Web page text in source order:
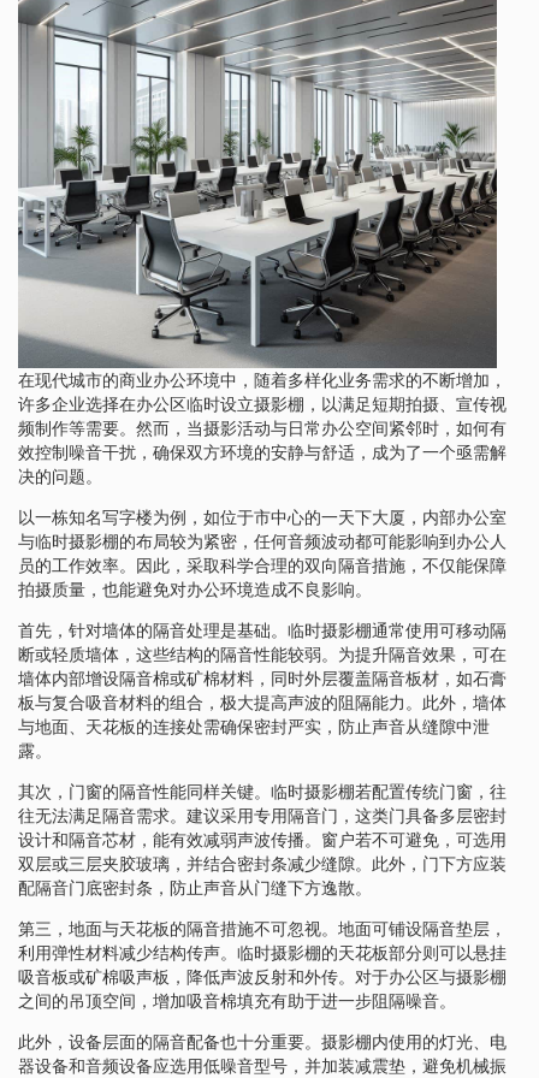
在现代城市的商业办公环境中，随着多样化业务需求的不断增加，
许多企业选择在办公区临时设立摄影棚，以满足短期拍摄、宣传视
频制作等需要。然而，当摄影活动与日常办公空间紧邻时，如何有
效控制噪音干扰，确保双方环境的安静与舒适，成为了一个亟需解
决的问题。
以一栋知名写字楼为例，如位于市中心的一天下大厦，内部办公室
与临时摄影棚的布局较为紧密，任何音频波动都可能影响到办公人
员的工作效率。因此，采取科学合理的双向隔音措施，不仅能保障
拍摄质量，也能避免对办公环境造成不良影响。
首先，针对墙体的隔音处理是基础。临时摄影棚通常使用可移动隔
断或轻质墙体，这些结构的隔音性能较弱。为提升隔音效果，可在
墙体内部增设隔音棉或矿棉材料，同时外层覆盖隔音板材，如石膏
板与复合吸音材料的组合，极大提高声波的阻隔能力。此外，墙体
与地面、天花板的连接处需确保密封严实，防止声音从缝隙中泄
露。
其次，门窗的隔音性能同样关键。临时摄影棚若配置传统门窗，往
往无法满足隔音需求。建议采用专用隔音门，这类门具备多层密封
设计和隔音芯材，能有效减弱声波传播。窗户若不可避免，可选用
双层或三层夹胶玻璃，并结合密封条减少缝隙。此外，门下方应装
配隔音门底密封条，防止声音从门缝下方逸散。
第三，地面与天花板的隔音措施不可忽视。地面可铺设隔音垫层，
利用弹性材料减少结构传声。临时摄影棚的天花板部分则可以悬挂
吸音板或矿棉吸声板，降低声波反射和外传。对于办公区与摄影棚
之间的吊顶空间，增加吸音棉填充有助于进一步阻隔噪音。
此外，设备层面的隔音配备也十分重要。摄影棚内使用的灯光、电
器设备和音频设备应选用低噪音型号，并加装减震垫，避免机械振